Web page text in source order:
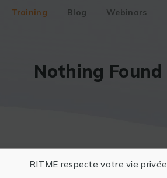
RITME respecte votre vie privée
Training Blog Webinars
Nothing Found